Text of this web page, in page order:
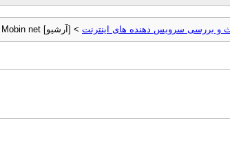
و بررسی سرويس دهنده های اينترنت > [آرشیو] Wimax Mobin net / شرکت مبین نت